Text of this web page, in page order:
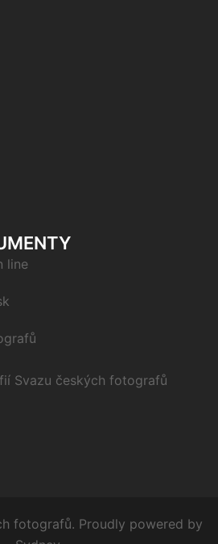
line
Svazu českých fotografů
fotografů. Proudly powered by